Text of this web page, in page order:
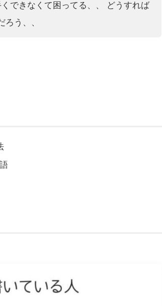
できなくて困ってる、、 どうすれば
う、、